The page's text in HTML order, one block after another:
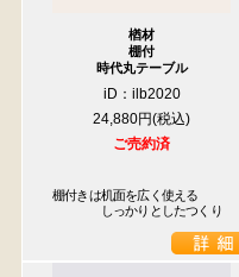
楢材
棚付
時代丸テーブル
iD：ilb2020
24,880円
ご売約済
棚付きは机面を広く使える
しっかりとしたつくり